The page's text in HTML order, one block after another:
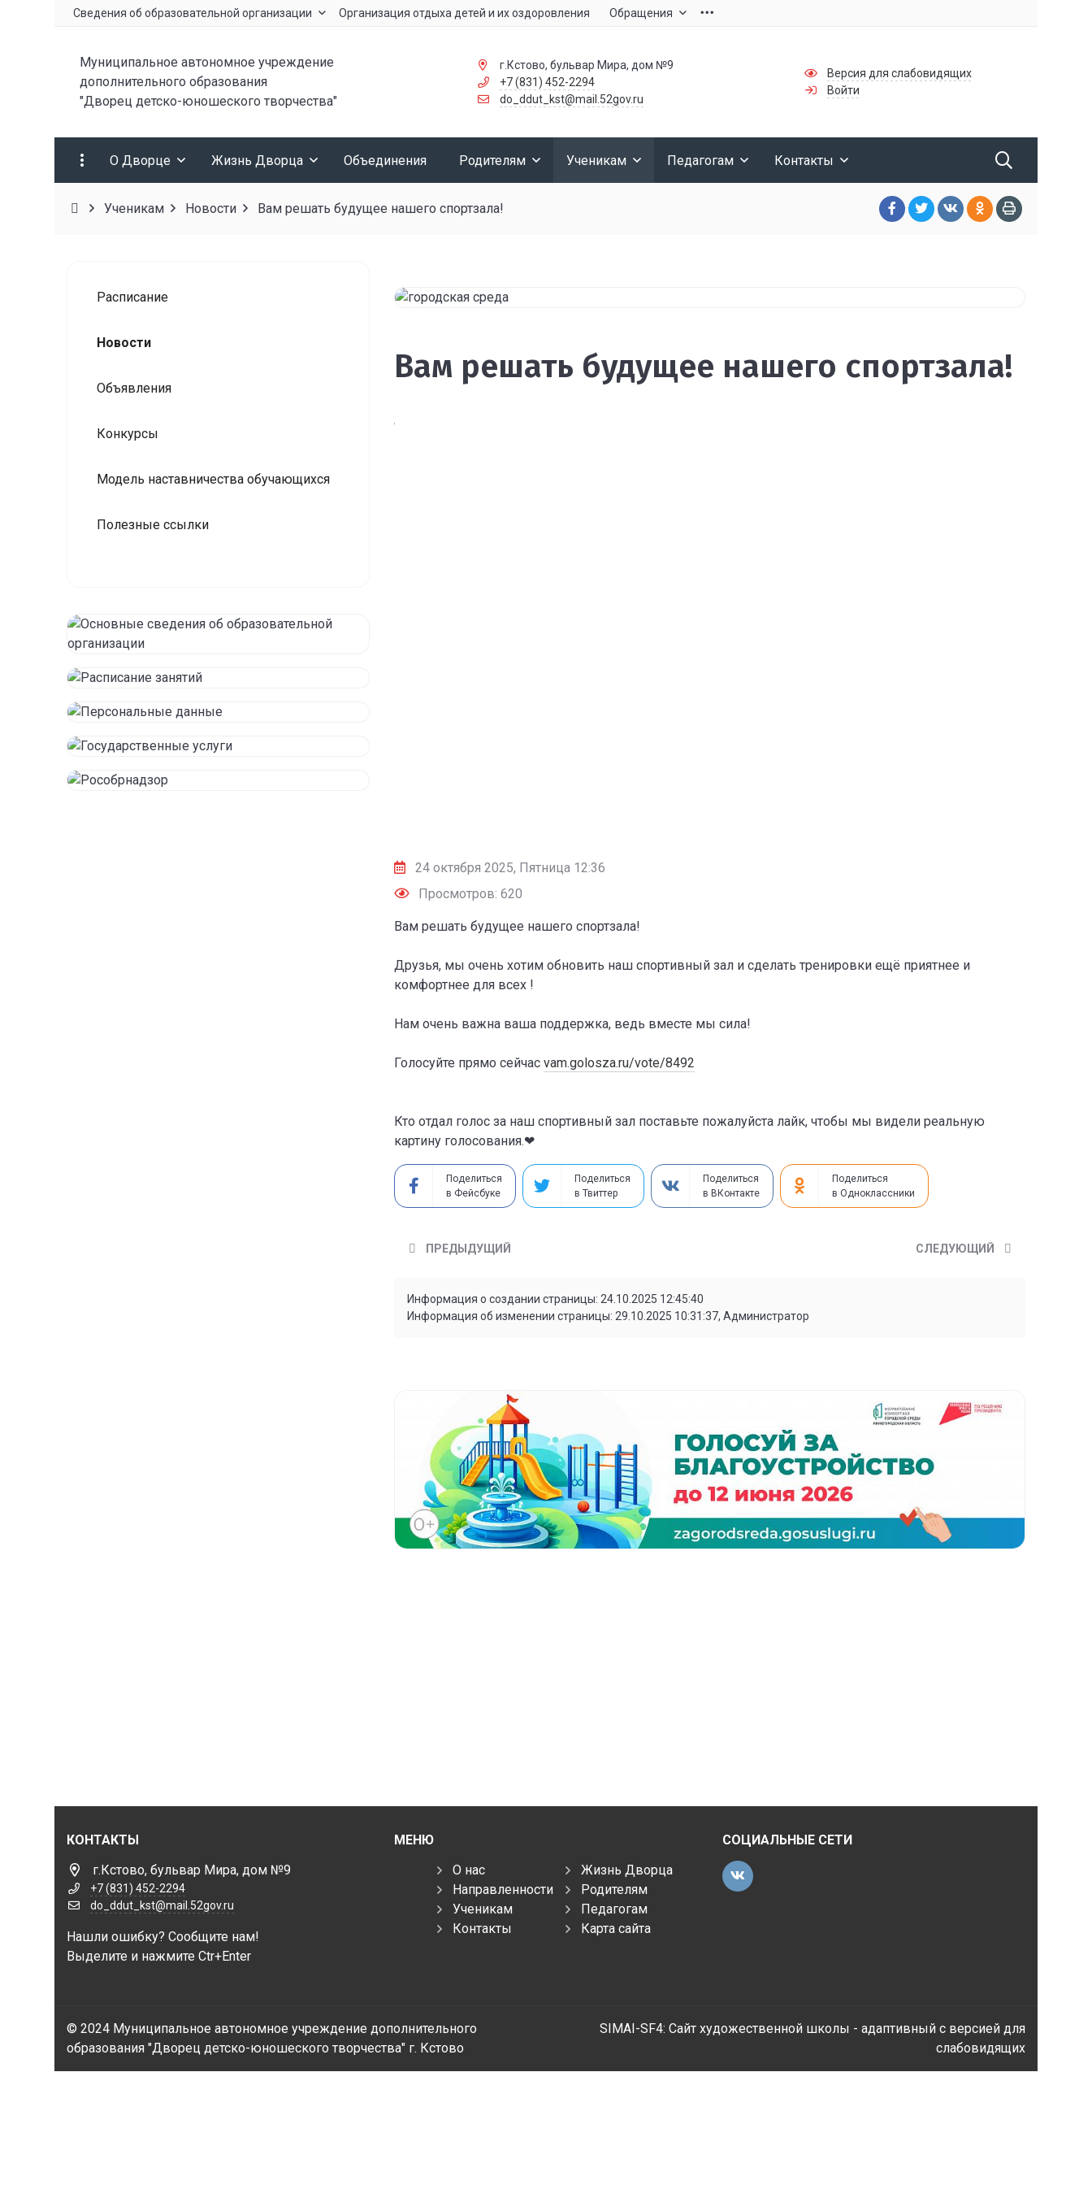
Сведения об образовательной организации Организация отдыха детей и их оздоровления Обращения
Муниципальное автономное учреждение
дополнительного образования
"Дворец детско-юношеского творчества"
г.Кстово, бульвар Мира, дом №9
+7 (831) 452-2294
do_ddut_kst@mail.52gov.ru
Версия для слабовидящих
Войти
О Дворце Жизнь Дворца Объединения Родителям Ученикам Педагогам Контакты
Ученикам Новости Вам решать будущее нашего спортзала!
Расписание
Новости
Объявления
Конкурсы
Модель наставничества обучающихся
Полезные ссылки
Вам решать будущее нашего спортзала!
Array
24 октября 2025, Пятница 12:36
Просмотров: 620
Вам решать будущее нашего спортзала!
Друзья, мы очень хотим обновить наш спортивный зал и сделать тренировки ещё приятнее и
комфортнее для всех !
Нам очень важна ваша поддержка, ведь вместе мы сила!
Голосуйте прямо сейчасvam.golosza.ru/vote/8492
Кто отдал голос за наш спортивный зал поставьте пожалуйста лайк, чтобы мы видели реальную
картину голосования.❤
Поделиться
в Фейсбуке
Поделиться
в Твиттер
Поделиться
в ВКонтакте
Поделиться
в Одноклассники
ПРЕДЫДУЩИЙ СЛЕДУЮЩИЙ
Информация о создании страницы: 24.10.2025 12:45:40
Информация об изменении страницы: 29.10.2025 10:31:37, Администратор
КОНТАКТЫ
г.Кстово, бульвар Мира, дом №9
+7 (831) 452-2294
do_ddut_kst@mail.52gov.ru
Нашли ошибку? Сообщите нам!
Выделите и нажмите Ctr+Enter
МЕНЮ
О нас
Жизнь Дворца
Направленности
Родителям
Ученикам
Педагогам
Контакты
Карта сайта
СОЦИАЛЬНЫЕ СЕТИ
© 2024 Муниципальное автономное учреждение дополнительного
образования "Дворец детско-юношеского творчества" г. Кстово
SIMAI-SF4: Сайт художественной школы - адаптивный с версией для
слабовидящих